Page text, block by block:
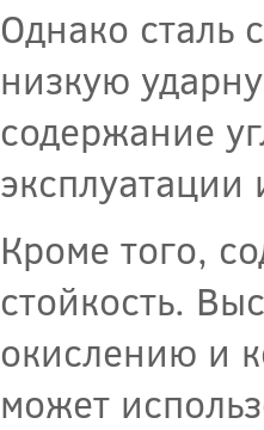
Однако сталь
низкую
содержание
эксплуатации
Кроме того,
стойкость.
окислению и
может